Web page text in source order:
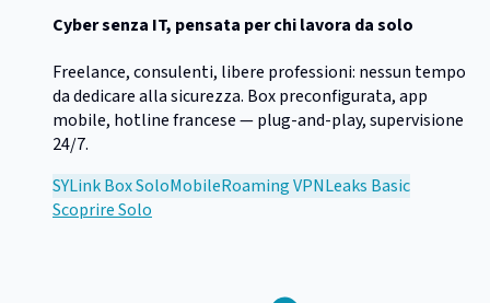
Cyber senza IT, pensata per chi lavora da solo
Freelance, consulenti, libere professioni: nessun tempo
da dedicare alla sicurezza. Box preconfigurata, app
mobile, hotline francese — plug-and-play, supervisione
24/7.
SYLink Box SoloMobileRoaming VPNLeaks Basic
ScoprireSolo